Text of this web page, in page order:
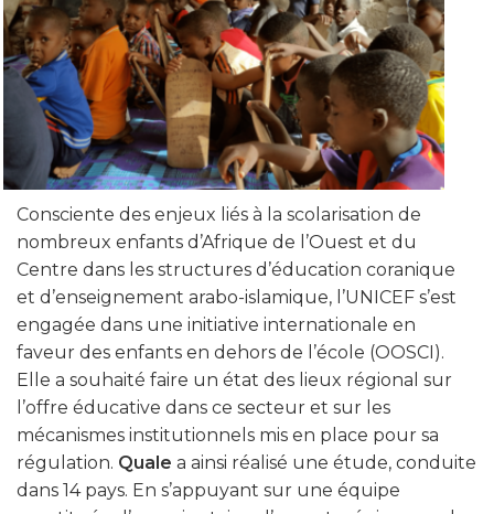
Consciente des enjeux liés à la scolarisation de
nombreux enfants d’Afrique de l’Ouest et du
Centre dans les structures d’éducation coranique
et d’enseignement arabo-islamique, l’UNICEF s’est
engagée dans une initiative internationale en
faveur des enfants en dehors de l’école (OOSCI).
Elle a souhaité faire un état des lieux régional sur
l’offre éducative dans ce secteur et sur les
mécanismes institutionnels mis en place pour sa
régulation. Quale a ainsi réalisé une étude, conduite
dans 14 pays. En s’appuyant sur une équipe